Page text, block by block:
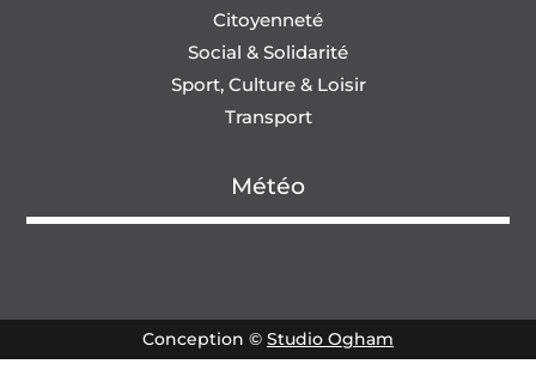
Citoyenneté
Social & Solidarité
Sport, Culture & Loisir
Transport
Météo
Conception © Studio Ogham